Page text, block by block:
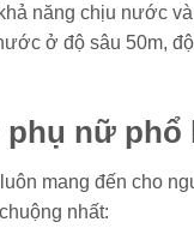
năng chịu nước
ở độ sâu 50m,
phụ nữ phổ
mang đến cho
nhất: